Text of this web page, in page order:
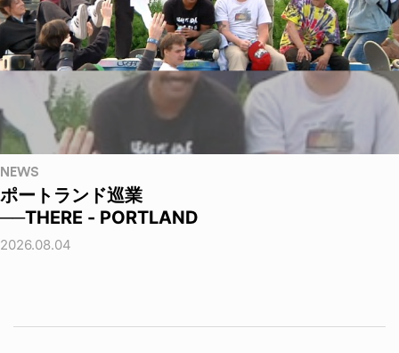
NEWS
ポートランド巡業
──THERE - PORTLAND
2026.08.04